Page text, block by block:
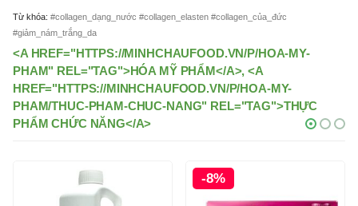
Từ khóa: #collagen_dạng_nước #collagen_elasten #collagen_của_đức
#giảm_nám_trắng_da
<A HREF="HTTPS://MINHCHAUFOOD.VN/P/HOA-MY-
PHAM" REL="TAG">HÓA MỸ PHẨM</A>, <A
HREF="HTTPS://MINHCHAUFOOD.VN/P/HOA-MY-
PHAM/THUC-PHAM-CHUC-NANG" REL="TAG">THỰC
PHẨM CHỨC NĂNG</A>
-8%